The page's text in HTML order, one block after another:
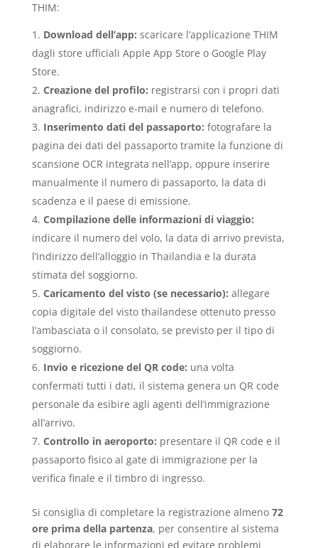
THIM:
Download dell’app: scaricare l’applicazione THIM
dagli store ufficiali Apple App Store o Google Play
Store.
Creazione del profilo: registrarsi con i propri dati
anagrafici, indirizzo e-mail e numero di telefono.
Inserimento dati del passaporto: fotografare la
pagina dei dati del passaporto tramite la funzione di
scansione OCR integrata nell’app, oppure inserire
manualmente il numero di passaporto, la data di
scadenza e il paese di emissione.
Compilazione delle informazioni di viaggio:
indicare il numero del volo, la data di arrivo prevista,
l’indirizzo dell’alloggio in Thailandia e la durata
stimata del soggiorno.
Caricamento del visto (se necessario): allegare
copia digitale del visto thailandese ottenuto presso
l’ambasciata o il consolato, se previsto per il tipo di
soggiorno.
Invio e ricezione del QR code: una volta
confermati tutti i dati, il sistema genera un QR code
personale da esibire agli agenti dell’immigrazione
all’arrivo.
Controllo in aeroporto: presentare il QR code e il
passaporto fisico al gate di immigrazione per la
verifica finale e il timbro di ingresso.
Si consiglia di completare la registrazione almeno 72
ore prima della partenza, per consentire al sistema
di elaborare le informazioni ed evitare problemi